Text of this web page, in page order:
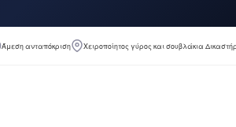
Άμεση ανταπόκριση Χειροποίητος γύρος και σουβλάκια